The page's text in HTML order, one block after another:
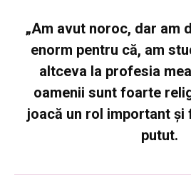
„Am avut noroc, dar am
enorm pentru că, am
altceva la profesia
oamenii sunt foarte
joacă un rol important și
putut.